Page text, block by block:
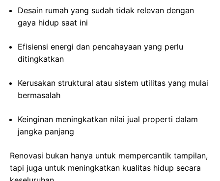
Desain rumah yang sudah tidak relevan dengan
gaya hidup saat ini
Efisiensi energi dan pencahayaan yang perlu
ditingkatkan
Kerusakan struktural atau sistem utilitas yang mulai
bermasalah
Keinginan meningkatkan nilai jual properti dalam
jangka panjang
Renovasi bukan hanya untuk mempercantik tampilan,
tapi juga untuk meningkatkan kualitas hidup secara